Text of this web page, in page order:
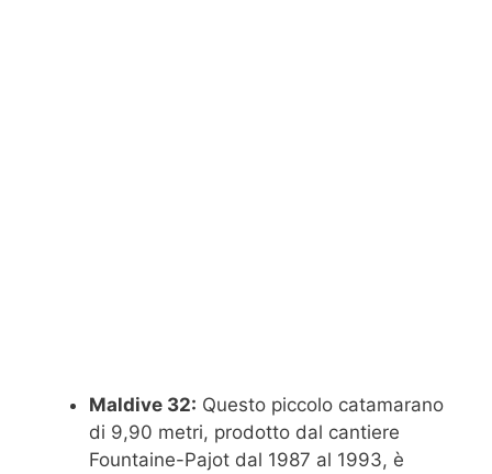
Maldive 32: Questo piccolo catamarano
di 9,90 metri, prodotto dal cantiere
Fountaine-Pajot dal 1987 al 1993, è